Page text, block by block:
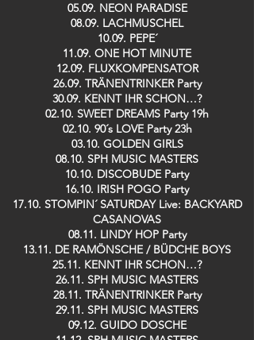
05.09. NEON PARADISE
08.09. LACHMUSCHEL
10.09. PEPE´
11.09. ONE HOT MINUTE
12.09. FLUXKOMPENSATOR
26.09. TRÄNENTRINKER Party
30.09. KENNT IHR SCHON…?
02.10. SWEET DREAMS Party 19h
02.10. 90´s LOVE Party 23h
03.10. GOLDEN GIRLS
08.10. SPH MUSIC MASTERS
10.10. DISCOBUDE Party
16.10. IRISH POGO Party
17.10. STOMPIN´ SATURDAY Live: BACKYARD
CASANOVAS
08.11. LINDY HOP Party
13.11. DE RAMÖNSCHE / BÜDCHE BOYS
25.11. KENNT IHR SCHON…?
26.11. SPH MUSIC MASTERS
28.11. TRÄNENTRINKER Party
29.11. SPH MUSIC MASTERS
09.12. GUIDO DOSCHE